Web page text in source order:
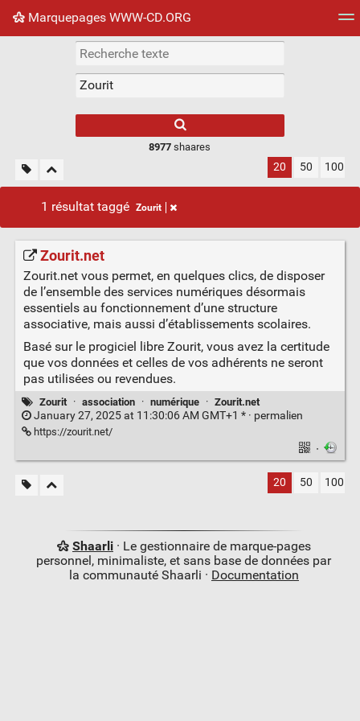
Marquepages WWW-CD.ORG
Nuage de tags Mur d'images
8977 shaares
20 50 100
1 résultat taggé Zourit
Zourit.net
Zourit.net vous permet, en quelques clics, de disposer
de l’ensemble des services numériques désormais
essentiels au fonctionnement d’une structure
associative, mais aussi d’établissements scolaires.
Basé sur le progiciel libre Zourit, vous avez la certitude
que vos données et celles de vos adhérents ne seront
pas utilisées ou revendues.
Zourit · association · numérique · Zourit.net
January 27, 2025 at 11:30:06 AM GMT+1 * · permalien
https://zourit.net/
·
20 50 100
Shaarli· Le gestionnaire de marque-pages
personnel, minimaliste, et sans base de données par
la communauté Shaarli · Documentation